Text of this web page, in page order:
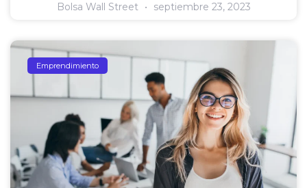
Bolsa Wall Street septiembre 23, 2023
Emprendimiento